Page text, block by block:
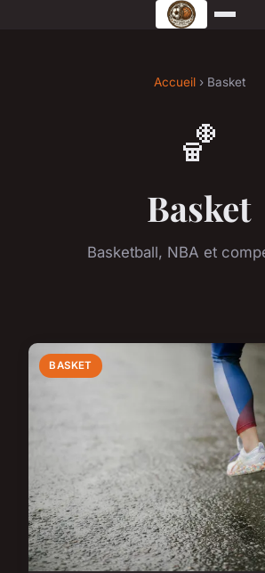
Accueil› Basket
🏀
Basket
Basketball, NBA et
BASKET